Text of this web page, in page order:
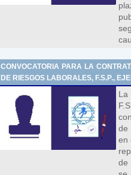
CONVOCATORIA PARA LA
DE RIESGOS LABORALES, F.S.P.,
La
de
en
de